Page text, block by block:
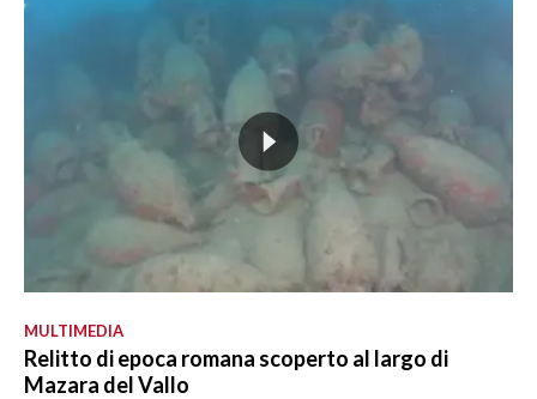
MULTIMEDIA
Relitto di epoca romana scoperto al largo di
Mazara del Vallo